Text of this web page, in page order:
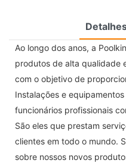
Ao longo dos anos, a
produtos de alta qualidade
com o objetivo de
Instalações e
funcionários profissionais
São eles que prestam
clientes em todo o mundo.
sobre nossos novos